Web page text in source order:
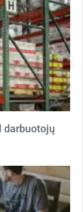
darbuotojų